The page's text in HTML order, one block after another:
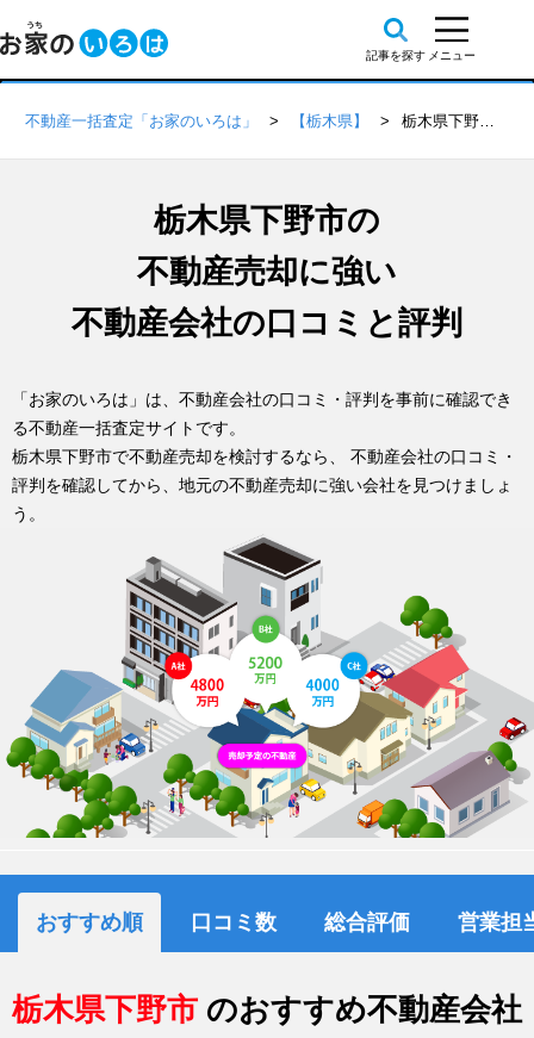
不動産一括査定「お家のいろは」 【栃木県】 栃木県下野市の不動産会社 口コミ・評判一覧
栃木県下野市の
不動産売却に強い
不動産会社の口コミと評判
「お家のいろは」は、不動産会社の口コミ・評判を事前に確認でき
る不動産一括査定サイトです。
栃木県下野市で不動産売却を検討するなら、 不動産会社の口コミ・
評判を確認してから、地元の不動産売却に強い会社を見つけましょ
う。
おすすめ順 口コミ数 総合評価 営業担
栃木県下野市 のおすすめ不動産会社